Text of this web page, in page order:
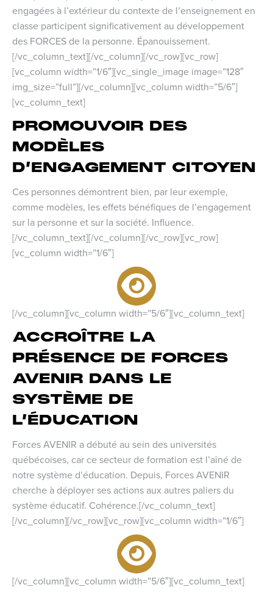
engagées à l’extérieur du contexte de l’enseignement en
classe participent significativement au développement
des FORCES de la personne. Épanouissement.
[/vc_column_text][/vc_column][/vc_row][vc_row]
[vc_column width=”1/6″][vc_single_image image=”128″
img_size=”full”][/vc_column][vc_column width=”5/6″]
[vc_column_text]
PROMOUVOIR DES
MODÈLES
D’ENGAGEMENT CITOYEN
Ces personnes démontrent bien, par leur exemple,
comme modèles, les effets bénéfiques de l’engagement
sur la personne et sur la société. Influence.
[/vc_column_text][/vc_column][/vc_row][vc_row]
[vc_column width=”1/6″]
[/vc_column][vc_column width=”5/6″][vc_column_text]
ACCROÎTRE LA
PRÉSENCE DE FORCES
AVENIR DANS LE
SYSTÈME DE
L’ÉDUCATION
Forces AVENIR a débuté au sein des universités
québécoises, car ce secteur de formation est l’aîné de
notre système d’éducation. Depuis, Forces AVENIR
cherche à déployer ses actions aux autres paliers du
système éducatif. Cohérence.[/vc_column_text]
[/vc_column][/vc_row][vc_row][vc_column width=”1/6″]
[/vc_column][vc_column width=”5/6″][vc_column_text]